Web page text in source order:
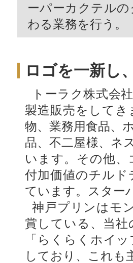
ーパーカクテル
わる業務を行う。
ロゴを一新し
トーラク株式会
製造販売をして
物、業務用食品、
品、不二屋様、ネ
います。その他
付加価値のチルド
ています。スター
神戸プリンはモ
賞している、当
「らくらくホイ
しており、これも